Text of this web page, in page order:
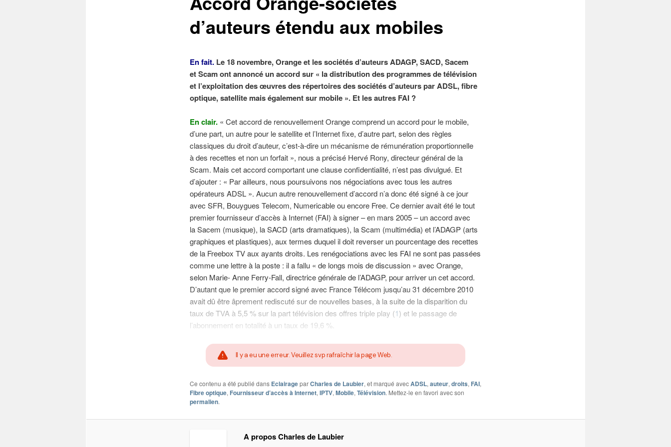
d’auteurs étendu aux mobiles
En fait.Le 18 novembre, Orange et les sociétés d’auteurs ADAGP, SACD, Sacem
et Scam ont annoncé un accord sur « la distribution des programmes de télévision
et l’exploitation des œuvres des répertoires des sociétés d’auteurs par ADSL, fibre
optique, satellite mais également sur mobile ». Et les autres FAI ?
En clair. « Cet accord de renouvellement Orange comprend un accord pour le mobile,
d’une part, un autre pour le satellite et l’Internet fixe, d’autre part, selon des règles
classiques du droit d’auteur, c’est-à-dire un mécanisme de rémunération proportionnelle
à des recettes et non un forfait », nous a précisé Hervé Rony, directeur général de la
Scam. Mais cet accord comportant une clause confidentialité, n’est pas divulgué. Et
d’ajouter : « Par ailleurs, nous poursuivons nos négociations avec tous les autres
opérateurs ADSL ». Aucun autre renouvellement d’accord n’a donc été signé à ce jour
avec SFR, Bouygues Telecom, Numericable ou encore Free. Ce dernier avait été le tout
premier fournisseur d’accès à Internet (FAI) à signer – en mars 2005 – un accord avec
la Sacem (musique), la SACD (arts dramatiques), la Scam (multimédia) et l’ADAGP (arts
graphiques et plastiques), aux termes duquel il doit reverser un pourcentage des recettes
de la Freebox TV aux ayants droits. Les renégociations avec les FAI ne sont pas passées
comme une lettre à la poste : il a fallu « de longs mois de discussion » avec Orange,
selon Marie- Anne Ferry-Fall, directrice générale de l’ADAGP, pour arriver un cet accord.
D’autant que le premier accord signé avec France Télécom jusqu’au 31 décembre 2010
avait dû être âprement rediscuté sur de nouvelles bases, à la suite de la disparition du
taux de TVA à 5,5 % sur la part télévision des offres triple play (1) et le passage de
l’abonnement en totalité à un taux de 19,6 %.
Il y a eu une erreur. Veuillez svp rafraîchir la page Web.
Ce contenu a été publié dans EclairageparCharles de Laubier, et marqué avecADSL, auteur, droits, FAI,
Fibre optique, Fournisseur d’accès à Internet, IPTV, Mobile, Télévision. Mettez-le en favori avec son
permalien.
A propos Charles de Laubier